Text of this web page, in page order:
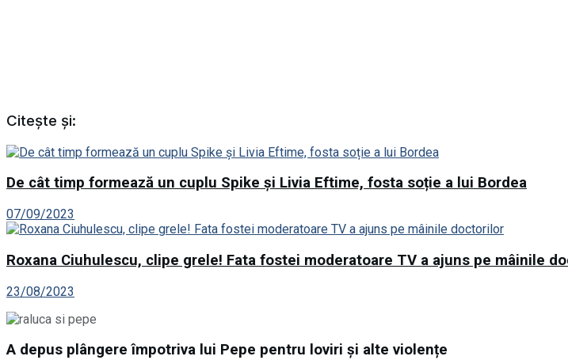
Citește și:
De cât timp formează un cuplu Spike și Livia Eftime, fosta soție a lui Bordea
07/09/2023
Roxana Ciuhulescu, clipe grele! Fata fostei moderatoare TV a ajuns pe mâinile
23/08/2023
A depus plângere împotriva lui Pepe pentru loviri și alte violențe